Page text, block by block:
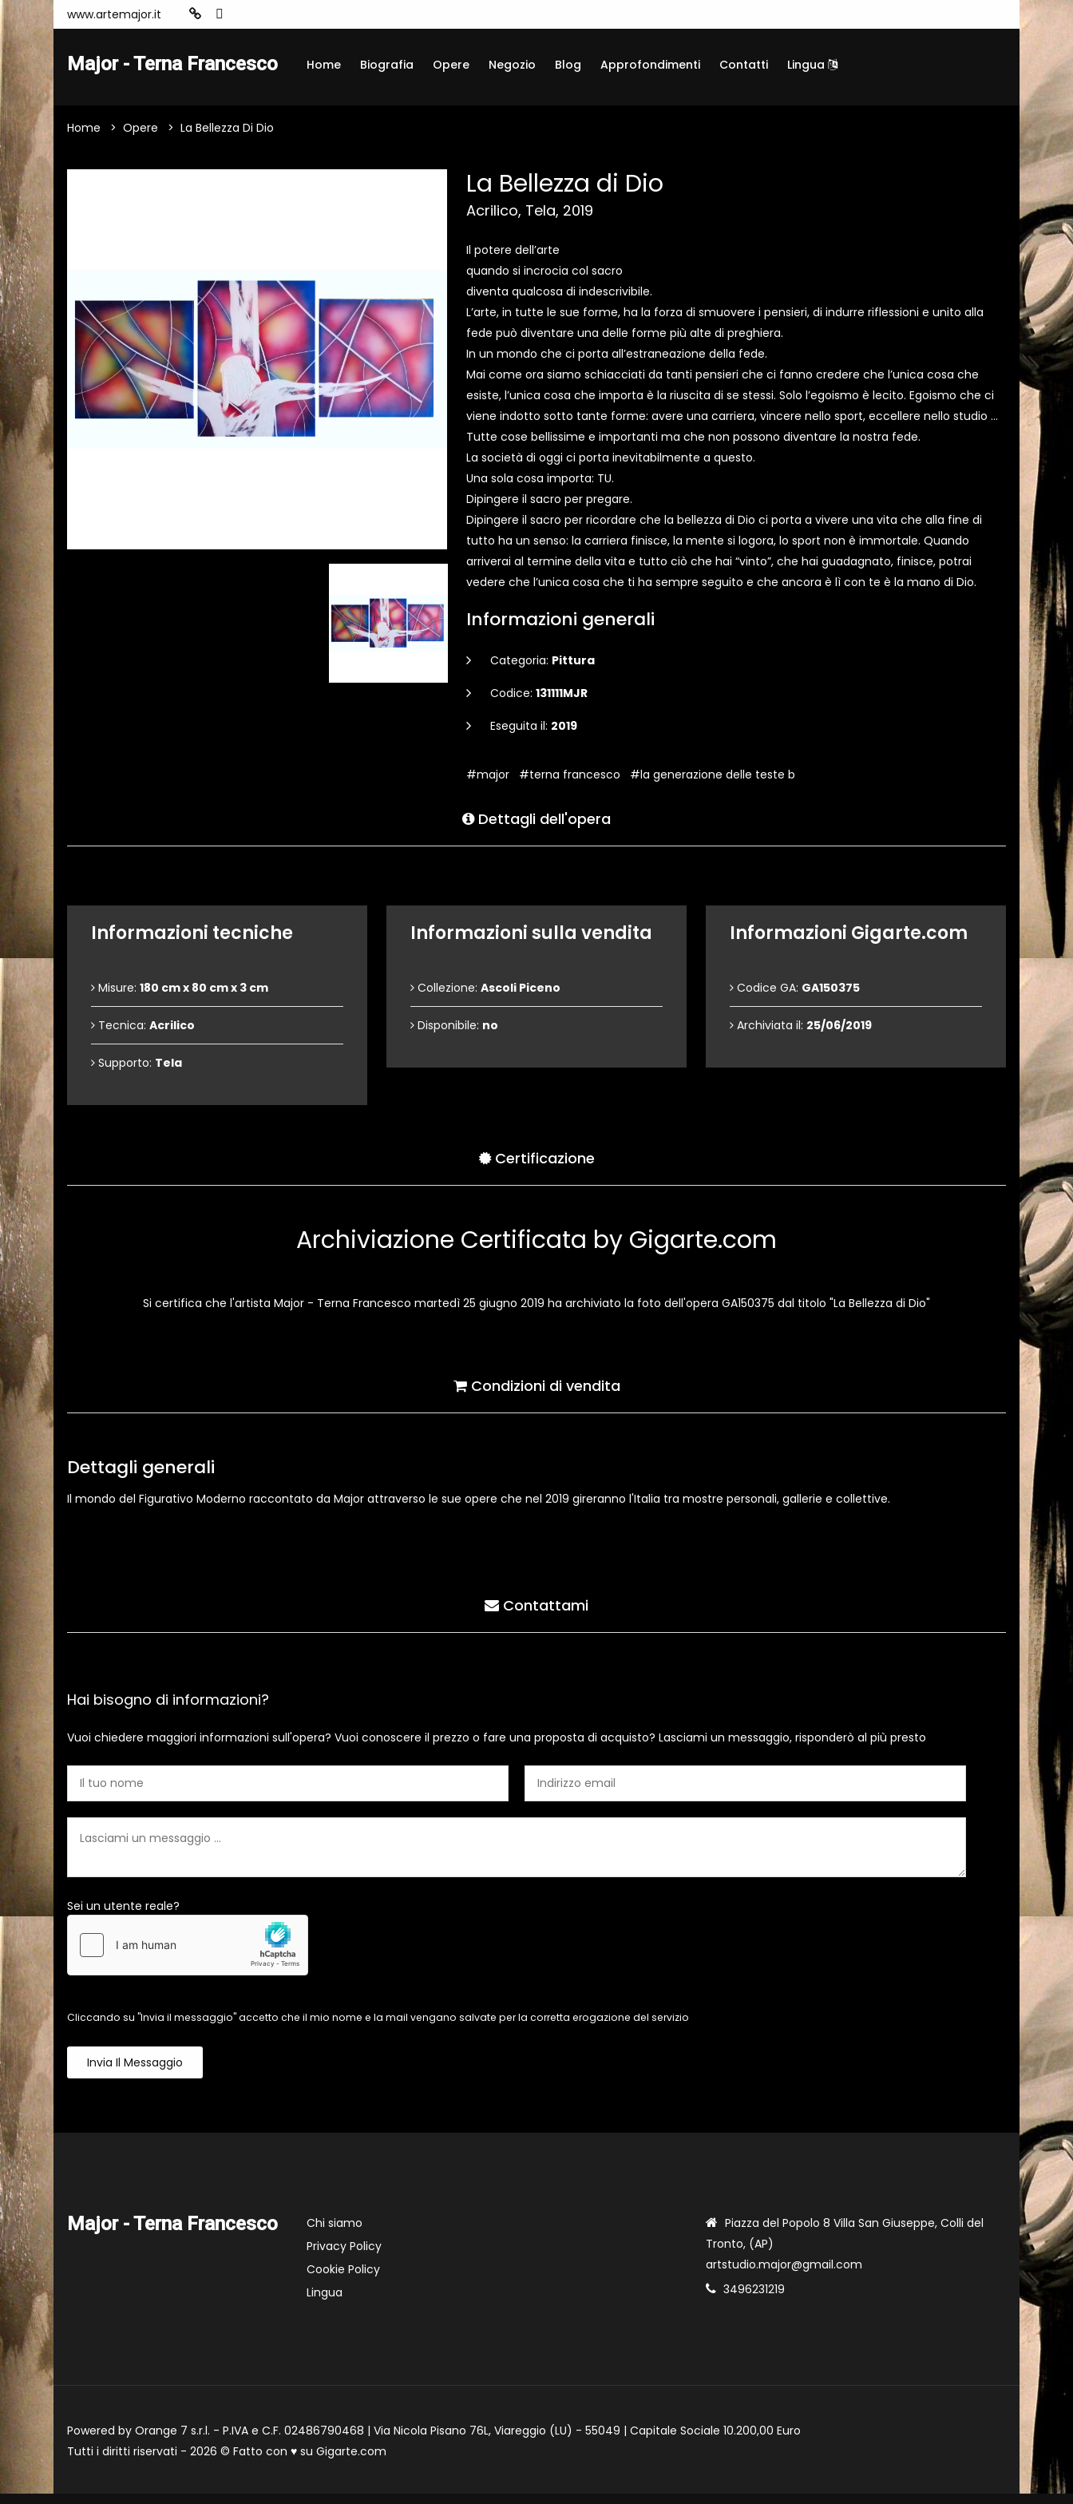
www.artemajor.it
Major - Terna Francesco Home Biografia Opere Negozio Blog Approfondimenti Contatti Lingua
Home Opere La Bellezza Di Dio
La Bellezza di Dio
Acrilico, Tela, 2019
Il potere dell’arte
quando si incrocia col sacro
diventa qualcosa di indescrivibile.
L’arte, in tutte le sue forme, ha la forza di smuovere i pensieri, di indurre riflessioni e unito alla
fede può diventare una delle forme più alte di preghiera.
In un mondo che ci porta all’estraneazione della fede.
Mai come ora siamo schiacciati da tanti pensieri che ci fanno credere che l’unica cosa che
esiste, l’unica cosa che importa è la riuscita di se stessi. Solo l’egoismo è lecito. Egoismo che ci
viene indotto sotto tante forme: avere una carriera, vincere nello sport, eccellere nello studio …
Tutte cose bellissime e importanti ma che non possono diventare la nostra fede.
La società di oggi ci porta inevitabilmente a questo.
Una sola cosa importa: TU.
Dipingere il sacro per pregare.
Dipingere il sacro per ricordare che la bellezza di Dio ci porta a vivere una vita che alla fine di
tutto ha un senso: la carriera finisce, la mente si logora, lo sport non è immortale. Quando
arriverai al termine della vita e tutto ciò che hai “vinto”, che hai guadagnato, finisce, potrai
vedere che l’unica cosa che ti ha sempre seguito e che ancora è lì con te è la mano di Dio.
Informazioni generali
Categoria: Pittura
Codice: 131111MJR
Eseguita il: 2019
#major #terna francesco #la generazione delle teste b
Dettagli dell'opera
Informazioni tecniche
Misure: 180 cm x 80 cm x 3 cm
Tecnica: Acrilico
Supporto: Tela
Informazioni sulla vendita
Collezione: Ascoli Piceno
Disponibile: no
Informazioni Gigarte.com
Codice GA: GA150375
Archiviata il: 25/06/2019
Certificazione
Archiviazione Certificata by Gigarte.com
Si certifica che l'artista Major - Terna Francesco martedì 25 giugno 2019 ha archiviato la foto dell'opera GA150375 dal titolo "La Bellezza di Dio"
Condizioni di vendita
Dettagli generali
Il mondo del Figurativo Moderno raccontato da Major attraverso le sue opere che nel 2019 gireranno l'Italia tra mostre personali, gallerie e collettive.
Contattami
Hai bisogno di informazioni?
Vuoi chiedere maggiori informazioni sull'opera? Vuoi conoscere il prezzo o fare una proposta di acquisto? Lasciami un messaggio, risponderò al più presto
Sei un utente reale?
Cliccando su "Invia il messaggio" accetto che il mio nome e la mail vengano salvate per la corretta erogazione del servizio
Invia Il Messaggio
Major - Terna Francesco
Chi siamo
Privacy Policy
Cookie Policy
Lingua
Piazza del Popolo 8 Villa San Giuseppe, Colli del
Tronto, (AP)
artstudio.major@gmail.com
3496231219
Powered by Orange 7 s.r.l. - P.IVA e C.F. 02486790468 | Via Nicola Pisano 76L, Viareggio (LU) - 55049 | Capitale Sociale 10.200,00 Euro
Tutti i diritti riservati - 2026 © Fatto con ♥ su Gigarte.com